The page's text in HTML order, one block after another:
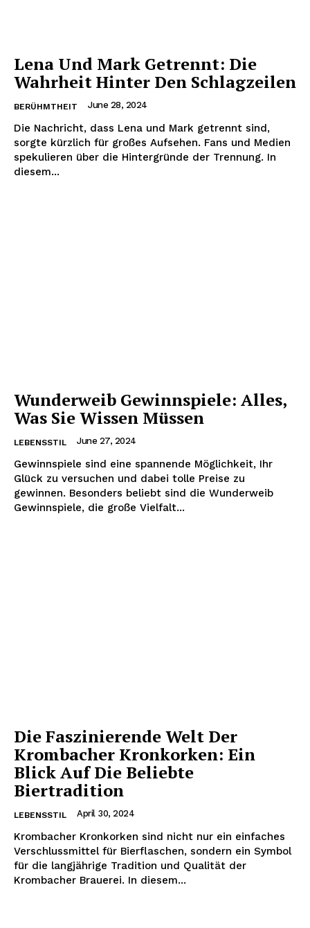
Nachrichtenhype
Haftungsausschluss
Lena Und Mark Getrennt: Die
Wahrheit Hinter Den Schlagzeilen
BERÜHMTHEIT June 28, 2024
Die Nachricht, dass Lena und Mark getrennt sind,
sorgte kürzlich für großes Aufsehen. Fans und Medien
spekulieren über die Hintergründe der Trennung. In
diesem...
Wunderweib Gewinnspiele: Alles,
Was Sie Wissen Müssen
LEBENSSTIL June 27, 2024
Gewinnspiele sind eine spannende Möglichkeit, Ihr
Glück zu versuchen und dabei tolle Preise zu
gewinnen. Besonders beliebt sind die Wunderweib
Gewinnspiele, die große Vielfalt...
Die Faszinierende Welt Der
Krombacher Kronkorken: Ein
Blick Auf Die Beliebte
Biertradition
LEBENSSTIL April 30, 2024
Krombacher Kronkorken sind nicht nur ein einfaches
Verschlussmittel für Bierflaschen, sondern ein Symbol
für die langjährige Tradition und Qualität der
Krombacher Brauerei. In diesem...